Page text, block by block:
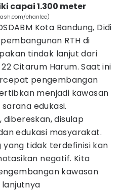
capai 1.300 meter
chanlee)
Kota Bandung, Didi
RTH di
tindak lanjut dari
Citarum Harum. Saat ini
pengembangan
menjadi kawasan
edukasi.
dibereskan, disulap
edukasi masyarakat.
yang tidak terdefinisi kan
negatif. Kita
kawasan